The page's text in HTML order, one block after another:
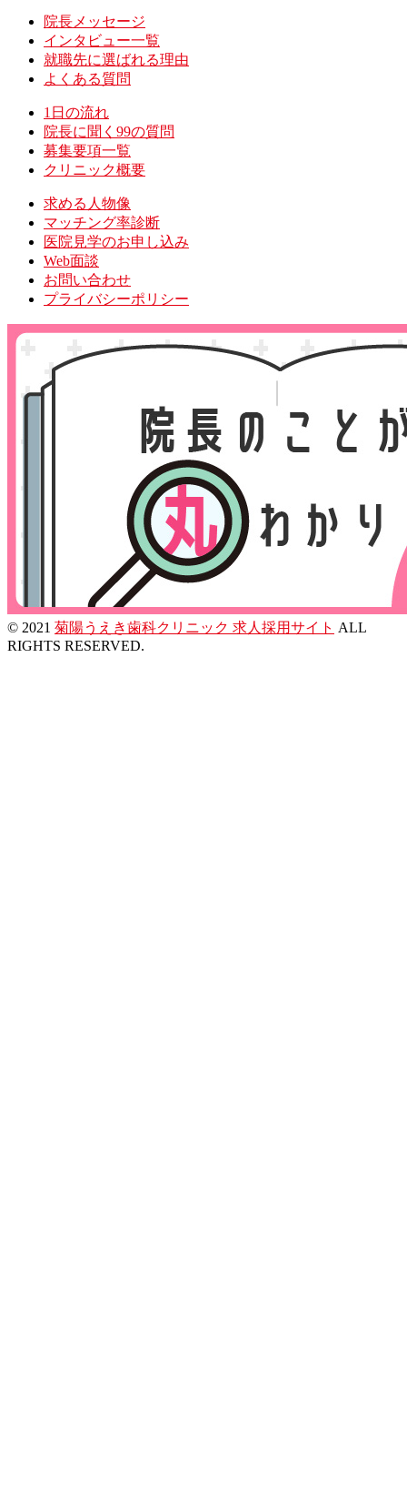
院長メッセージ
インタビュー一覧
就職先に選ばれる理由
よくある質問
1日の流れ
院長に聞く99の質問
募集要項一覧
クリニック概要
求める人物像
マッチング率診断
医院見学のお申し込み
Web面談
お問い合わせ
プライバシーポリシー
© 2021 菊陽うえき歯科クリニック 求人採用サイト ALL
RIGHTS RESERVED.